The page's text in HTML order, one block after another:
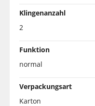
Klingenanzahl
2
Funktion
normal
Verpackungsart
Karton